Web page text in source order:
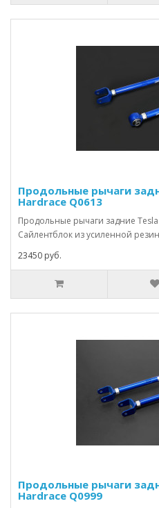
Продольные рычаги
Hardrace Q0613
Продольные рычаги задние
Сайлентблок из усиленной
23450 руб.
Продольные рычаги
Hardrace Q0999